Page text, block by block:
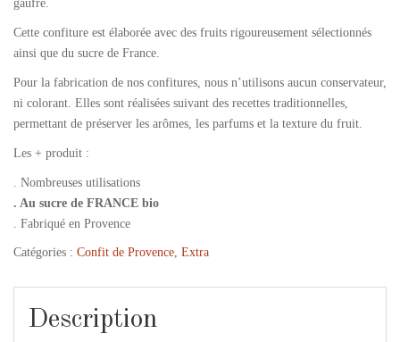
gaufre.
Cette confiture est élaborée avec des fruits rigoureusement sélectionnés
ainsi que du sucre de France.
Pour la fabrication de nos confitures, nous n’utilisons aucun conservateur,
ni colorant. Elles sont réalisées suivant des recettes traditionnelles,
permettant de préserver les arômes, les parfums et la texture du fruit.
Les + produit :
. Nombreuses utilisations
. Au sucre de FRANCE bio
. Fabriqué en Provence
Catégories : Confit de Provence, Extra
Description